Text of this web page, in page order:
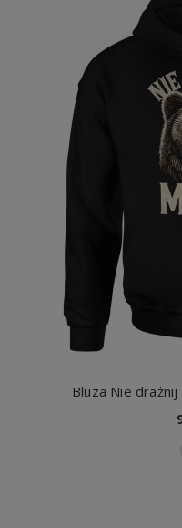
Bluza Nie